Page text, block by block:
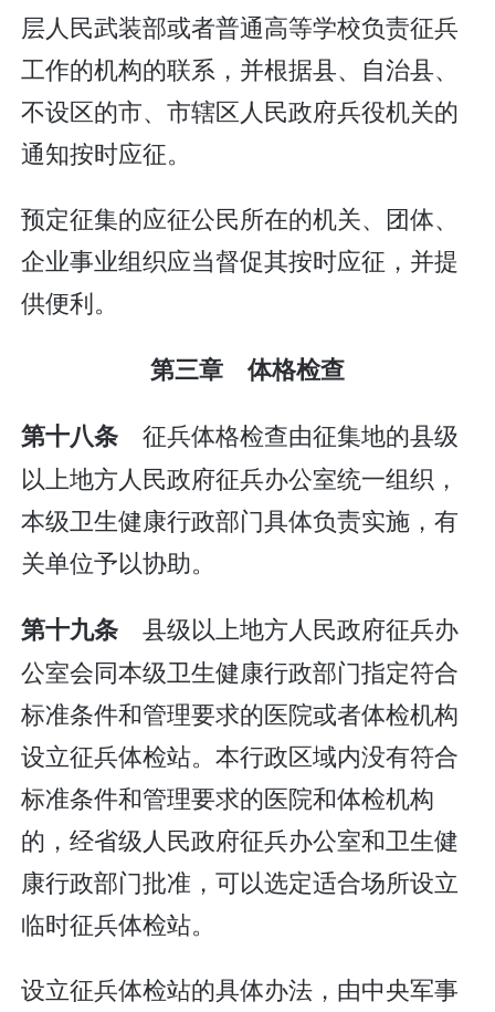
层人民武装部或者普通高等学校负责征兵
工作的机构的联系，并根据县、自治县、
不设区的市、市辖区人民政府兵役机关的
通知按时应征。
预定征集的应征公民所在的机关、团体、
企业事业组织应当督促其按时应征，并提
供便利。
第三章 体格检查
第十八条 征兵体格检查由征集地的县级
以上地方人民政府征兵办公室统一组织，
本级卫生健康行政部门具体负责实施，有
关单位予以协助。
第十九条 县级以上地方人民政府征兵办
公室会同本级卫生健康行政部门指定符合
标准条件和管理要求的医院或者体检机构
设立征兵体检站。本行政区域内没有符合
标准条件和管理要求的医院和体检机构
的，经省级人民政府征兵办公室和卫生健
康行政部门批准，可以选定适合场所设立
临时征兵体检站。
设立征兵体检站的具体办法，由中央军事